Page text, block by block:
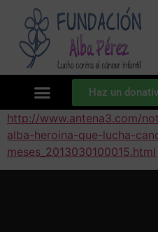
Haz un
http://www.antena3.com/
alba-heroina-que-lucha-
meses_2013030100015.html